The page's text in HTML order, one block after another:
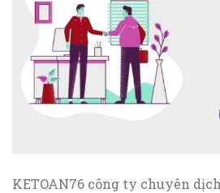
KETOAN76 công ty chuyên